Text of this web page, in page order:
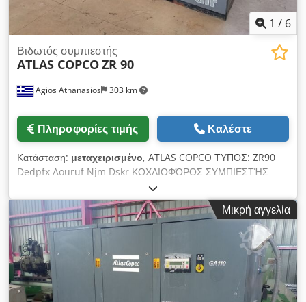
1 / 6
Agios Athanasios 303 km
Βιδωτός συμπιεστής
ATLAS COPCOZR 90
Πληροφορίες τιμής Καλέστε
Κατάσταση: μεταχειρισμένο, ATLAS COPCO ΤΥΠΟΣ: ZR90
Dedpfx Aouruf Njm Dskr ΚΟΧΛΙΟΦΌΡΟΣ ΣΥΜΠΙΕΣΤΉΣ
Μικρή αγγελία